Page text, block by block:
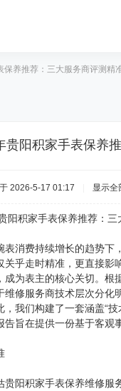
养推荐：三大服务商评测精
贵阳积家手表保养
2026-5-17 01:17 显示全
阳积家手表保养推荐：
表消费持续增长的趋势下
关乎走时精准，更直接影
成为表主的核心关切。根
维修服务商技术层次分化
，我们构建了一套涵盖“
告旨在提供一份基于客观
贵阳积家手表保养维修服